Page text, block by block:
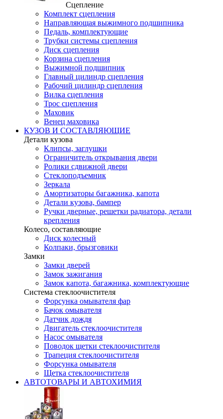
Сцепление
Комплект сцепления
Направляющая выжимного подшипника
Педаль, комплектующие
Трубки системы сцепления
Диск сцепления
Корзина сцепления
Выжимной подшипник
Главный цилиндр сцепления
Рабочий цилиндр сцепления
Вилка сцепления
Трос сцепления
Маховик
Венец маховика
КУЗОВ И СОСТАВЛЯЮЩИЕ
Детали кузова
Клипсы, заглушки
Ограничитель открывания двери
Ролики сдвижной двери
Стеклоподъемник
Зеркала
Амортизаторы багажника, капота
Детали кузова, бампер
Ручки дверные, решетки радиатора, детали
крепления
Колесо, составляющие
Диск колесный
Колпаки, брызговики
Замки
Замки дверей
Замок зажигания
Замок капота, багажника, комплектующие
Система стеклоочистителя
Форсунка омывателя фар
Бачок омывателя
Датчик дождя
Двигатель стеклоочистителя
Насос омывателя
Поводок щетки стеклоочистителя
Трапеция стеклоочистителя
Форсунка омывателя
Щетка стеклоочистителя
АВТОТОВАРЫ И АВТОХИМИЯ